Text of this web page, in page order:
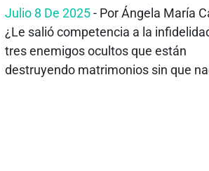
Julio 8 De 2025- Por Ángela María
¿Le salió competencia a la
tres enemigos ocultos que están
destruyendo matrimonios sin que